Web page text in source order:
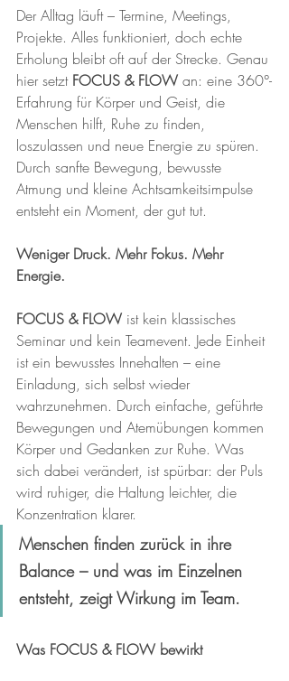
Der Alltag läuft – Termine, Meetings,
Projekte. Alles funktioniert, doch echte
Erholung bleibt oft auf der Strecke. Genau
hier setzt FOCUS & FLOW an: eine 360°-
Erfahrung für Körper und Geist, die
Menschen hilft, Ruhe zu finden,
loszulassen und neue Energie zu spüren.
Durch sanfte Bewegung, bewusste
Atmung und kleine Achtsamkeitsimpulse
entsteht ein Moment, der gut tut.
Weniger Druck. Mehr Fokus. Mehr
Energie.
FOCUS & FLOW ist kein klassisches
Seminar und kein Teamevent. Jede Einheit
ist ein bewusstes Innehalten – eine
Einladung, sich selbst wieder
wahrzunehmen. Durch einfache, geführte
Bewegungen und Atemübungen kommen
Körper und Gedanken zur Ruhe. Was
sich dabei verändert, ist spürbar: der Puls
wird ruhiger, die Haltung leichter, die
Konzentration klarer.
Menschen finden zurück in ihre
Balance – und was im Einzelnen
entsteht, zeigt Wirkung im Team.
Was FOCUS & FLOW bewirkt